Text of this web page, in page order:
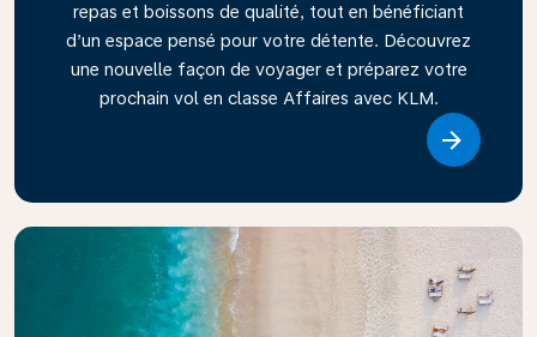
repas et boissons de qualité, tout en bénéficiant
d’un espace pensé pour votre détente. Découvrez
une nouvelle façon de voyager et préparez votre
prochain vol en classe Affaires avec KLM.